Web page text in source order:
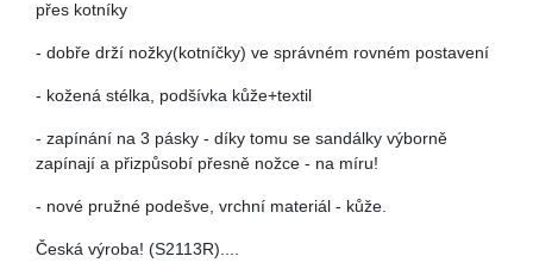
přes kotníky
- dobře drží nožky(kotníčky) ve správném rovném postavení
- kožená stélka, podšívka kůže+textil
- zapínání na 3 pásky - díky tomu se sandálky výborně
zapínají a přizpůsobí přesně nožce - na míru!
- nové pružné podešve, vrchní materiál - kůže.
Česká výroba! (S2113R)....